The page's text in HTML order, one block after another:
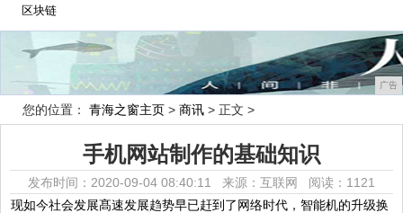
区块链
广告
您的位置： 青海之窗主页 > 商讯 > 正文 >
手机网站制作的基础知识
发布时间：2020-09-04 08:40:11 来源：互联网 阅读：1121
现如今社会发展髙速发展趋势早已赶到了网络时代，智能机的升级换